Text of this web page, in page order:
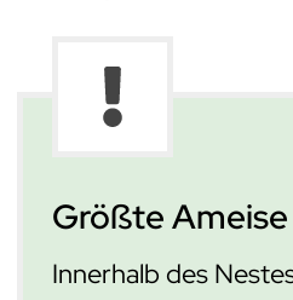
Größte Ameise
Innerhalb des